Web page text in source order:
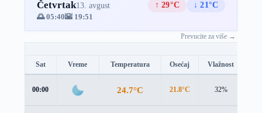
Četvrtak13. avgust ↑ 29°C
↓ 21°C
🌅 05:40🌇 19:51
Prevucite za više →
Sat Vreme Temperatura Osećaj Vlažnost
00:00 24.7°C 21.8°C 32%